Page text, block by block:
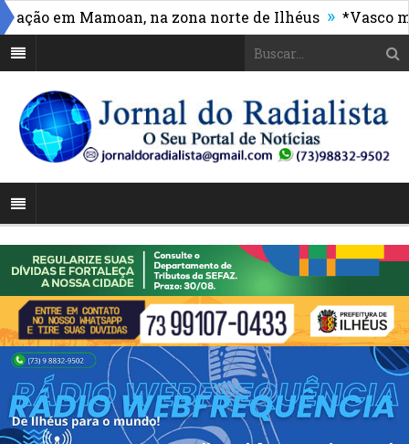
em Mamoan, na zona norte de Ilhéus » *Vasco